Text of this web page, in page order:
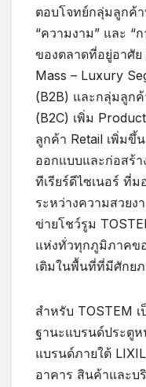
ตอบโจทย์กลุ่มลูกค้
“ความงาม” และ “
ของตลาดที่อยู่อาศั
Mass – Luxury
(B2B) และกลุ่มลูก
(B2C) เพิ่ม
ลูกค้า Retail เพิ่มขึ้
ออกแบบและก่อสร้
ทีเรียร์ดีไซเนอร์ ที่
ระหว่างความสวยง
ข่ายโชว์รูม
แห่งทั่วทุกภูมิภาคขอ
เติมในพื้นที่ที่มีศักยภ
สำหรับ TOSTEM
ฐานะแบรนด์ประตูห
แบรนด์ภายใต้
อาคาร สินค้าและบ